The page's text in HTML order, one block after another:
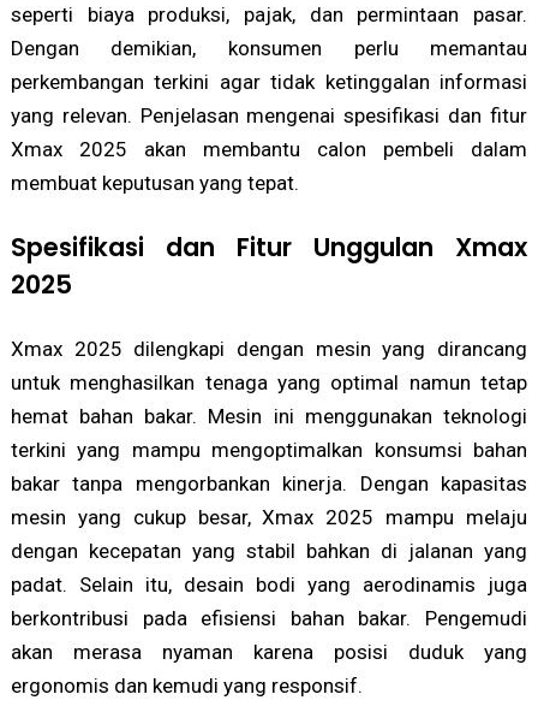
seperti biaya produksi, pajak, dan permintaan pasar.
Dengan demikian, konsumen perlu memantau
perkembangan terkini agar tidak ketinggalan informasi
yang relevan. Penjelasan mengenai spesifikasi dan fitur
Xmax 2025 akan membantu calon pembeli dalam
membuat keputusan yang tepat.
Spesifikasi dan Fitur Unggulan Xmax
2025
Xmax 2025 dilengkapi dengan mesin yang dirancang
untuk menghasilkan tenaga yang optimal namun tetap
hemat bahan bakar. Mesin ini menggunakan teknologi
terkini yang mampu mengoptimalkan konsumsi bahan
bakar tanpa mengorbankan kinerja. Dengan kapasitas
mesin yang cukup besar, Xmax 2025 mampu melaju
dengan kecepatan yang stabil bahkan di jalanan yang
padat. Selain itu, desain bodi yang aerodinamis juga
berkontribusi pada efisiensi bahan bakar. Pengemudi
akan merasa nyaman karena posisi duduk yang
ergonomis dan kemudi yang responsif.